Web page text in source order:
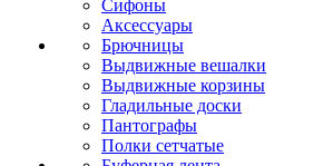
Сифоны
Аксессуары
Брючницы
Выдвижные вешалки
Выдвижные корзины
Гладильные доски
Пантографы
Полки сетчатые